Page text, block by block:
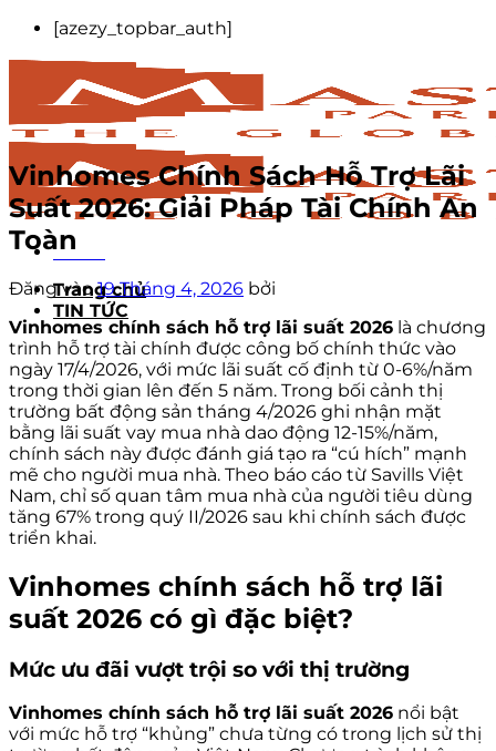
[azezy_topbar_auth]
Menu
Trang chủ
TIN TỨC
Vinhomes Chính Sách Hỗ Trợ Lãi
Suất 2026: Giải Pháp Tài Chính An
Toàn
Đăng vào19 Tháng 4, 2026 bởi
Vinhomes chính sách hỗ trợ lãi suất 2026 là chương
trình hỗ trợ tài chính được công bố chính thức vào
ngày 17/4/2026, với mức lãi suất cố định từ 0-6%/năm
trong thời gian lên đến 5 năm. Trong bối cảnh thị
trường bất động sản tháng 4/2026 ghi nhận mặt
bằng lãi suất vay mua nhà dao động 12-15%/năm,
chính sách này được đánh giá tạo ra “cú hích” mạnh
mẽ cho người mua nhà. Theo báo cáo từ Savills Việt
Nam, chỉ số quan tâm mua nhà của người tiêu dùng
tăng 67% trong quý II/2026 sau khi chính sách được
triển khai.
Vinhomes chính sách hỗ trợ lãi
suất 2026 có gì đặc biệt?
Mức ưu đãi vượt trội so với thị trường
Vinhomes chính sách hỗ trợ lãi suất 2026 nổi bật
với mức hỗ trợ “khủng” chưa từng có trong lịch sử thị